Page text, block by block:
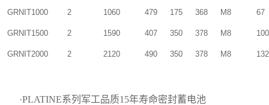
GRNIT1000 2 1060 479 175 368 M8 67
GRNIT1500 2 1590 407 350 378 M8 100
GRNIT2000 2 2120 490 350 378 M8 132
·PLATINE系列军工品质15年寿命密封蓄电池